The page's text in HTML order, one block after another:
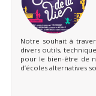
Notre souhait à
divers outils,
pour le bien-être de
d’écoles alternatives